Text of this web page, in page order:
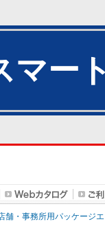
マー
舗・事務所用パッケージ